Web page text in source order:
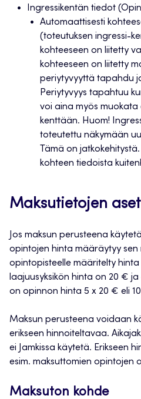
Ingressikentän tiedot
Automaattisesti
(toteutuksen ingressi-
kohteeseen on liitetty
kohteeseen on liitetty
periytyvyyttä tapahdu
Periytyvyys tapahtuu
voi aina myös muokata
kenttään. Huom!
toteutettu näkymään
Tämä on
kohteen tiedoista
Maksutietojen
Jos maksun perusteena
opintojen hinta määräytyy sen
opintopisteelle määritelty hinta
laajuusyksikön hinta on 20 €
on opinnon hinta 5 x 20 € eli
Maksun perusteena voidaan
erikseen hinnoiteltavaa.
ei Jamkissa käytetä. Erikseen
esim. maksuttomien opintojen
Maksuton kohde